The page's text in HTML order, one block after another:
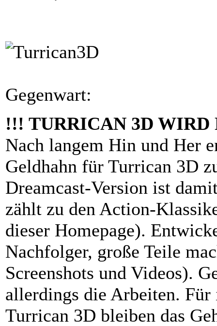
Gegenwart:
!!! TURRICAN 3D
Nach langem Hin und Her
Geldhahn für Turrican 3D
Dreamcast-Version ist
zählt zu den Action-
dieser Homepage).
Nachfolger, große Teile
Screenshots und Videos).
allerdings die Arbeiten.
Turrican 3D bleiben das